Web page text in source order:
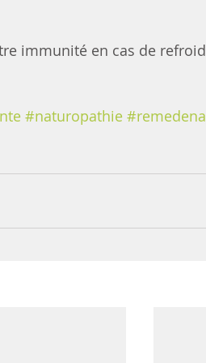
immunité en cas de
#naturopathie